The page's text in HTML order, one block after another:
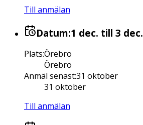
Till anmälan
Datum:1 dec. till 3 dec.
Plats:Örebro
Örebro
Anmäl senast:31 oktober
31 oktober
Till anmälan